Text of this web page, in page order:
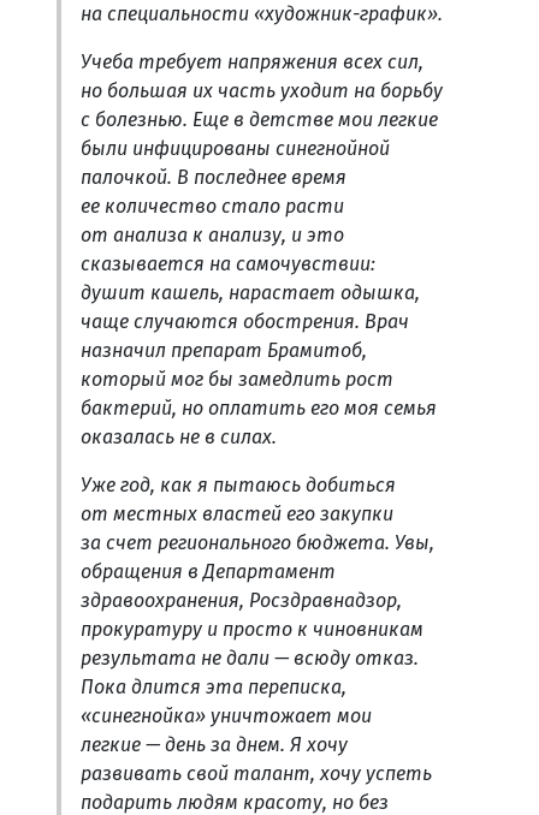
на специальности «художник-график».
Учеба требует напряжения всех сил,
но большая их часть уходит на борьбу
с болезнью. Еще в детстве мои легкие
были инфицированы синегнойной
палочкой. В последнее время
ее количество стало расти
от анализа к анализу, и это
сказывается на самочувствии:
душит кашель, нарастает одышка,
чаще случаются обострения. Врач
назначил препарат Брамитоб,
который мог бы замедлить рост
бактерий, но оплатить его моя семья
оказалась не в силах.
Уже год, как я пытаюсь добиться
от местных властей его закупки
за счет регионального бюджета. Увы,
обращения в Департамент
здравоохранения, Росздравнадзор,
прокуратуру и просто к чиновникам
результата не дали — всюду отказ.
Пока длится эта переписка,
«синегнойка» уничтожает мои
легкие — день за днем. Я хочу
развивать свой талант, хочу успеть
подарить людям красоту, но без